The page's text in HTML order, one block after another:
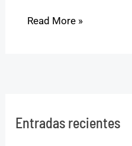
Read More »
Entradas recientes